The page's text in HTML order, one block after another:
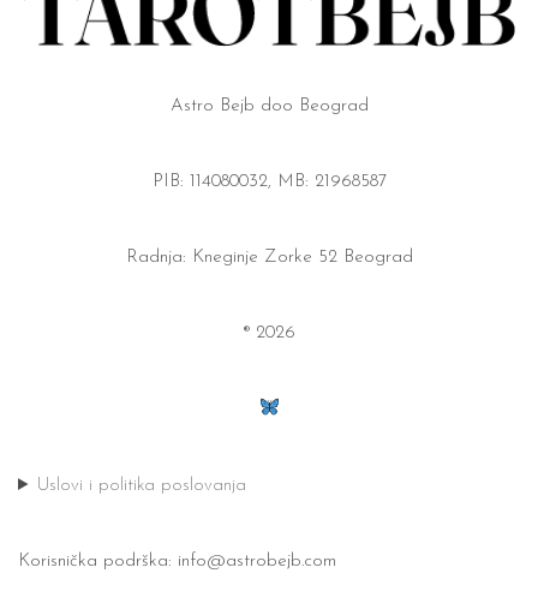
Astro Bejb doo Beograd
PIB: 114080032, MB: 21968587
Radnja: Kneginje Zorke 52 Beograd
® 2026
Uslovi i politika poslovanja
Korisnička podrška: info@astrobejb.com